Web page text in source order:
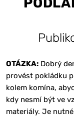
OTÁZKA:Dobrý
provést pokládku
kolem komína,
kdy nesmí být ve
materiály. Je